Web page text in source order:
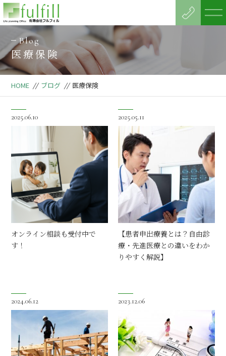
Blog
医療保険
HOME // ブログ // 医療保険
2025.06.10
オンライン相談も受付中で
す！
2025.05.11
【患者申出療養とは？自由診
療・先進医療との違いをわか
りやすく解説】
2024.06.12 2023.12.06